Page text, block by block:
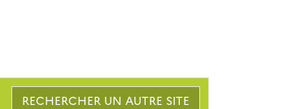
RECHERCHER UN AUTRE SITE